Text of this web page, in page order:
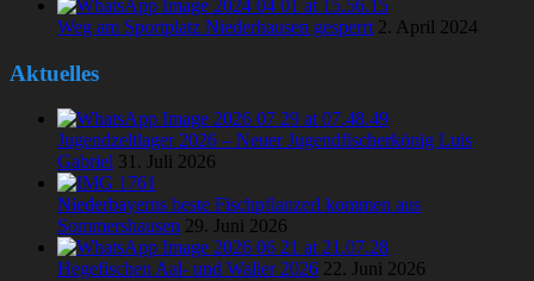
Weg am Sportplatz Niederhausen gesperrt 2. April 2024
Aktuelles
Jugendzeltlager 2026 – Neuer Jugendfischerkönig Luis
Gabriel 31. Juli 2026
Niederbayerns beste Fischpflanzerl kommen aus
Sommershausen 29. Juni 2026
Hegefischen Aal- und Waller 2026 22. Juni 2026